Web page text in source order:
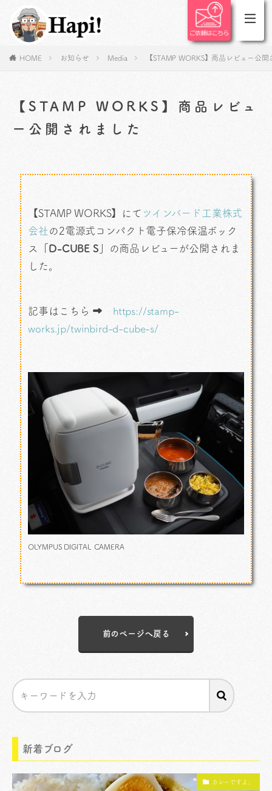
HOME お知らせ Media 【STAMP WORKS】商品レビュー公開
【STAMP WORKS】商品レビュ
ー公開されました
【STAMP WORKS】にて ツインバード工業株式
会社 の2電源式コンパクト電子保冷保温ボック
ス
「D-CUBE S」
の商品レビューが公開されま
した。
記事はこちら ➡
https://stamp-
works.jp/twinbird-d-cube-s/
OLYMPUS DIGITAL CAMERA
前のページへ戻る
新着ブログ
カレーですよ。